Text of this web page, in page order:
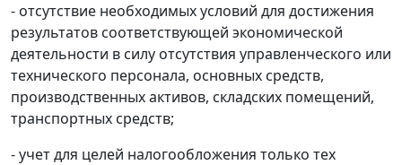
- отсутствие необходимых условий для достижения
результатов соответствующей экономической
деятельности в силу отсутствия управленческого или
технического персонала, основных средств,
производственных активов, складских помещений,
транспортных средств;
- учет для целей налогообложения только тех